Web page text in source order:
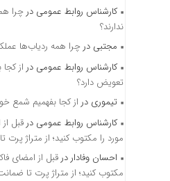
کارشناس روابط عمومی در چرا
ندارند؟
مجتبی در چرا همه ردیاب‌ها
کارشناس روابط عمومی در از
تعویض دارد؟
تیموری در از کجا بفهمیم شمع
کارشناس روابط عمومی در
مورد را مکتوب کنید؛ از متراژ
احسان وفادار در
مکتوب کنید؛ از متراژ پرت تا